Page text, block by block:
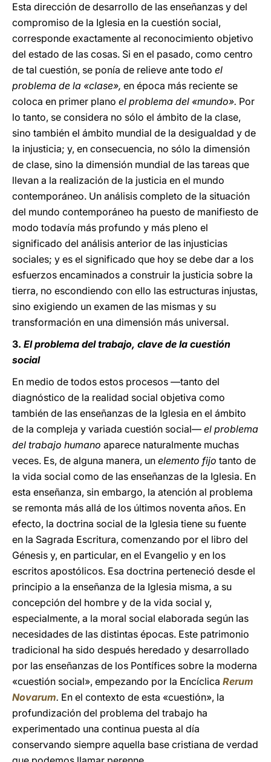
Esta dirección de desarrollo de las enseñanzas y del
compromiso de la Iglesia en la cuestión social,
corresponde exactamente al reconocimiento objetivo
del estado de las cosas. Si en el pasado, como centro
de tal cuestión, se ponía de relieve ante todo el
problema de la «clase», en época más reciente se
coloca en primer plano el problema del «mundo». Por
lo tanto, se considera no sólo el ámbito de la clase,
sino también el ámbito mundial de la desigualdad y de
la injusticia; y, en consecuencia, no sólo la dimensión
de clase, sino la dimensión mundial de las tareas que
llevan a la realización de la justicia en el mundo
contemporáneo. Un análisis completo de la situación
del mundo contemporáneo ha puesto de manifiesto de
modo todavía más profundo y más pleno el
significado del análisis anterior de las injusticias
sociales; y es el significado que hoy se debe dar a los
esfuerzos encaminados a construir la justicia sobre la
tierra, no escondiendo con ello las estructuras injustas,
sino exigiendo un examen de las mismas y su
transformación en una dimensión más universal.
3. El problema del trabajo, clave de la cuestión
social
En medio de todos estos procesos —tanto del
diagnóstico de la realidad social objetiva como
también de las enseñanzas de la Iglesia en el ámbito
de la compleja y variada cuestión social— el problema
del trabajo humano aparece naturalmente muchas
veces. Es, de alguna manera, un elemento fijo tanto de
la vida social como de las enseñanzas de la Iglesia. En
esta enseñanza, sin embargo, la atención al problema
se remonta más allá de los últimos noventa años. En
efecto, la doctrina social de la Iglesia tiene su fuente
en la Sagrada Escritura, comenzando por el libro del
Génesis y, en particular, en el Evangelio y en los
escritos apostólicos. Esa doctrina perteneció desde el
principio a la enseñanza de la Iglesia misma, a su
concepción del hombre y de la vida social y,
especialmente, a la moral social elaborada según las
necesidades de las distintas épocas. Este patrimonio
tradicional ha sido después heredado y desarrollado
por las enseñanzas de los Pontífices sobre la moderna
«cuestión social», empezando por la Encíclica Rerum
Novarum. En el contexto de esta «cuestión», la
profundización del problema del trabajo ha
experimentado una continua puesta al día
conservando siempre aquella base cristiana de verdad